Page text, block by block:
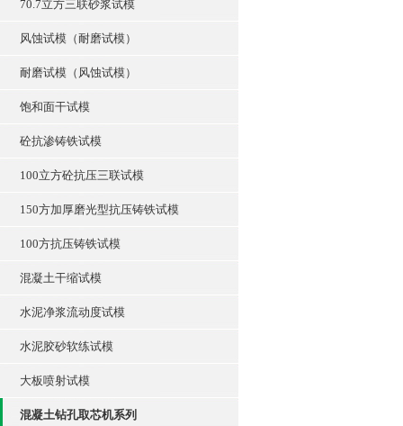
70.7立方三联砂浆试模
风蚀试模（耐磨试模）
耐磨试模（风蚀试模）
饱和面干试模
砼抗渗铸铁试模
100立方砼抗压三联试模
150方加厚磨光型抗压铸铁试模
100方抗压铸铁试模
混凝土干缩试模
水泥净浆流动度试模
水泥胶砂软练试模
大板喷射试模
混凝土钻孔取芯机系列